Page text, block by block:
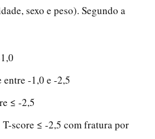
sexo e peso). Segundo a
entre -1,0 e -2,5
≤ -2,5
T-score ≤ -2,5 com fratura por